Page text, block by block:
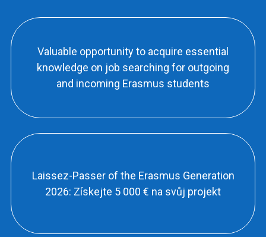
Valuable opportunity to acquire essential
knowledge on job searching for outgoing
and incoming Erasmus students
Laissez-Passer of the Erasmus Generation
2026: Získejte 5 000 € na svůj projekt